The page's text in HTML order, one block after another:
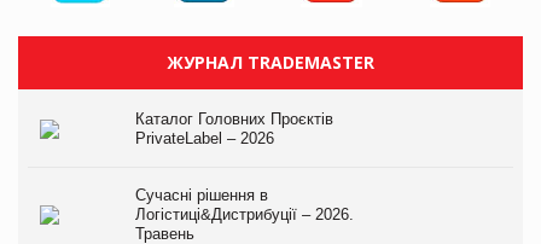
ЖУРНАЛ TRADEMASTER
Каталог Головних Проєктів
PrivateLabel – 2026
Сучасні рішення в
Логістиці&Дистрибуції – 2026.
Травень